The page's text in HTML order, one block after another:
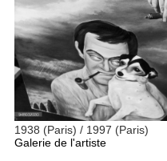
1938 (Paris) / 1997 (Paris)
Galerie de l'artiste